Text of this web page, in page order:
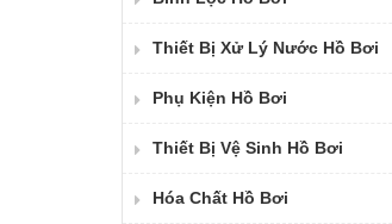
Thiết Bị Xử Lý Nước Hồ Bơi
Phụ Kiện Hồ Bơi
Thiết Bị Vệ Sinh Hồ Bơi
Hóa Chất Hồ Bơi